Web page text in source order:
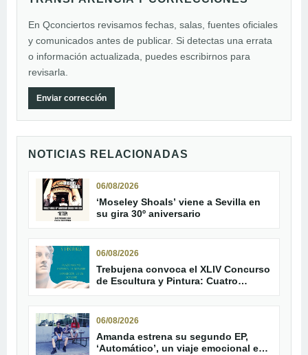
En Qconciertos revisamos fechas, salas, fuentes oficiales
y comunicados antes de publicar. Si detectas una errata
o información actualizada, puedes escribirnos para
revisarla.
Enviar corrección
NOTICIAS RELACIONADAS
06/08/2026
‘Moseley Shoals’ viene a Sevilla en
su gira 30º aniversario
06/08/2026
Trebujena convoca el XLIV Concurso
de Escultura y Pintura: Cuatro
06/08/2026
Amanda estrena su segundo EP,
‘Automático’, un viaje emocional en